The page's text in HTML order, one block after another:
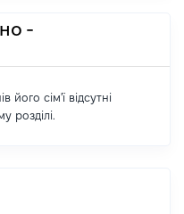
-
його сім'ї відсутні
розділі.